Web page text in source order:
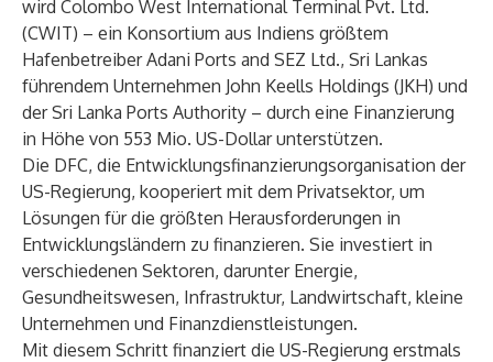
wird Colombo West International Terminal Pvt. Ltd.
(CWIT) – ein Konsortium aus Indiens größtem
Hafenbetreiber Adani Ports and SEZ Ltd., Sri Lankas
führendem Unternehmen John Keells Holdings (JKH) und
der Sri Lanka Ports Authority – durch eine Finanzierung
in Höhe von 553 Mio. US-Dollar unterstützen.
Die DFC, die Entwicklungsfinanzierungsorganisation der
US-Regierung, kooperiert mit dem Privatsektor, um
Lösungen für die größten Herausforderungen in
Entwicklungsländern zu finanzieren. Sie investiert in
verschiedenen Sektoren, darunter Energie,
Gesundheitswesen, Infrastruktur, Landwirtschaft, kleine
Unternehmen und Finanzdienstleistungen.
Mit diesem Schritt finanziert die US-Regierung erstmals